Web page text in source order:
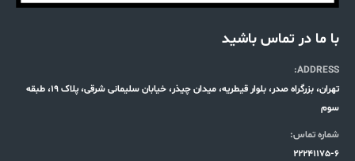
با ما در تماس باشید
ADDRESS:
تهران، بزرگراه صدر، بلوار قیطریه، میدان چیذر، خیابان سلیمانی شرقی، پلاک 19، طبقه
سوم
شماره تماس:
22241175-6